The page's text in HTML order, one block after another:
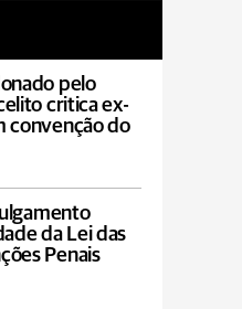
pelo
critica ex-
convenção do
da Lei das
Penais